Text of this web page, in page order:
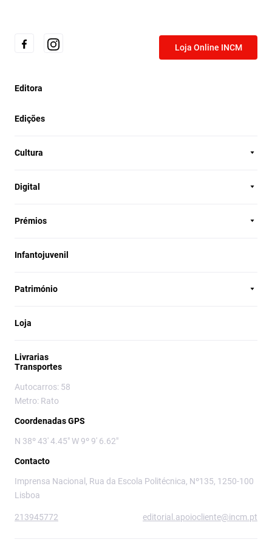
Loja Online INCM
Editora
Edições
Cultura
Digital
Prémios
Infantojuvenil
Património
Loja
Livrarias
Transportes
Autocarros: 58
Metro: Rato
Coordenadas GPS
N 38º 43' 4.45" W 9º 9' 6.62"
Contacto
Imprensa Nacional, Rua da Escola Politécnica, Nº135, 1250-100
Lisboa
213945772 editorial.apoiocliente@incm.pt